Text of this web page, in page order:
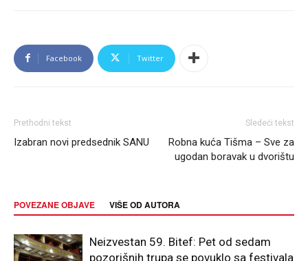
Facebook Twitter
Prethodni tekst
Izabran novi predsednik SANU
Sledeći tekst
Robna kuća Tišma – Sve za
ugodan boravak u dvorištu
POVEZANE OBJAVE VIŠE OD AUTORA
Neizvestan 59. Bitef: Pet od sedam
pozorišnih trupa se povuklo sa festivala